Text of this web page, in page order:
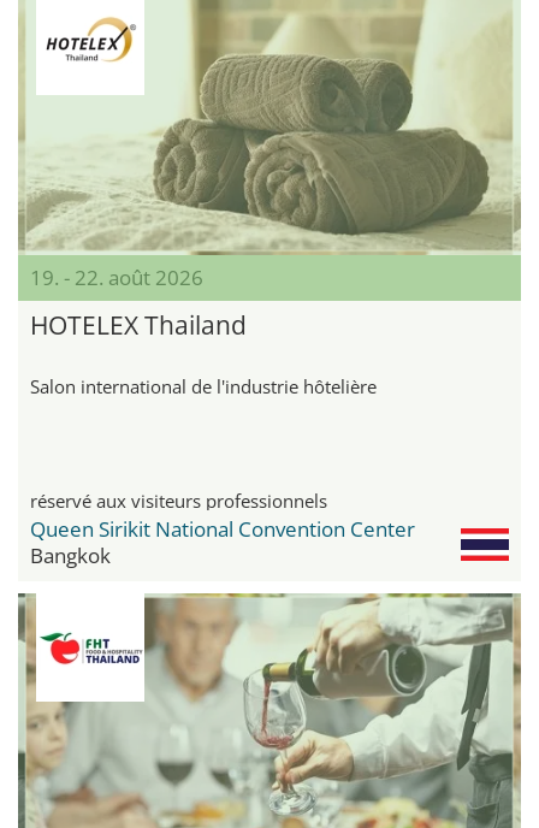
19. - 22. août 2026
HOTELEX Thailand
Salon international de l'industrie hôtelière
réservé aux visiteurs professionnels
Queen Sirikit National Convention Center
Bangkok